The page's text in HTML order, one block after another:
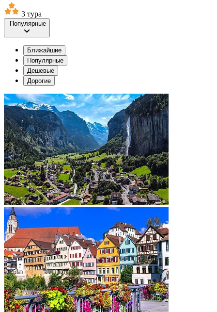
3 тура
Популярные
Ближайшие
Популярные
Дешевые
Дорогие